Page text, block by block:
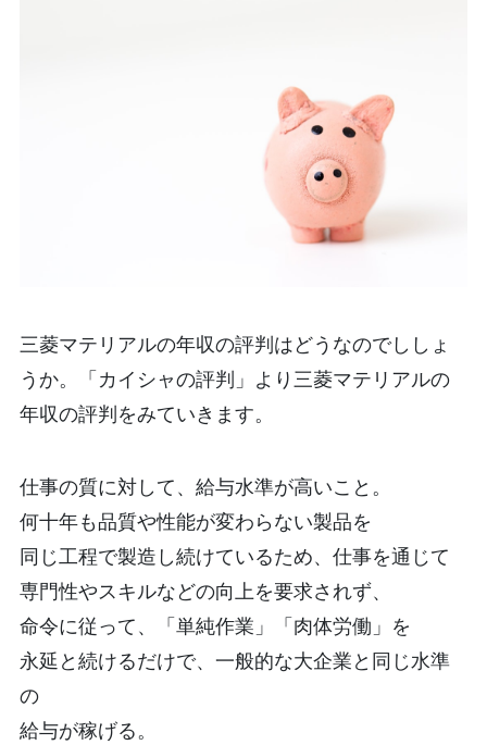
三菱マテリアルの年収の評判はどうなのでししょ
うか。「カイシャの評判」より三菱マテリアルの
年収の評判をみていきます。
仕事の質に対して、給与水準が高いこと。
何十年も品質や性能が変わらない製品を
同じ工程で製造し続けているため、仕事を通じて
専門性やスキルなどの向上を要求されず、
命令に従って、「単純作業」「肉体労働」を
永延と続けるだけで、一般的な大企業と同じ水準
の
給与が稼げる。